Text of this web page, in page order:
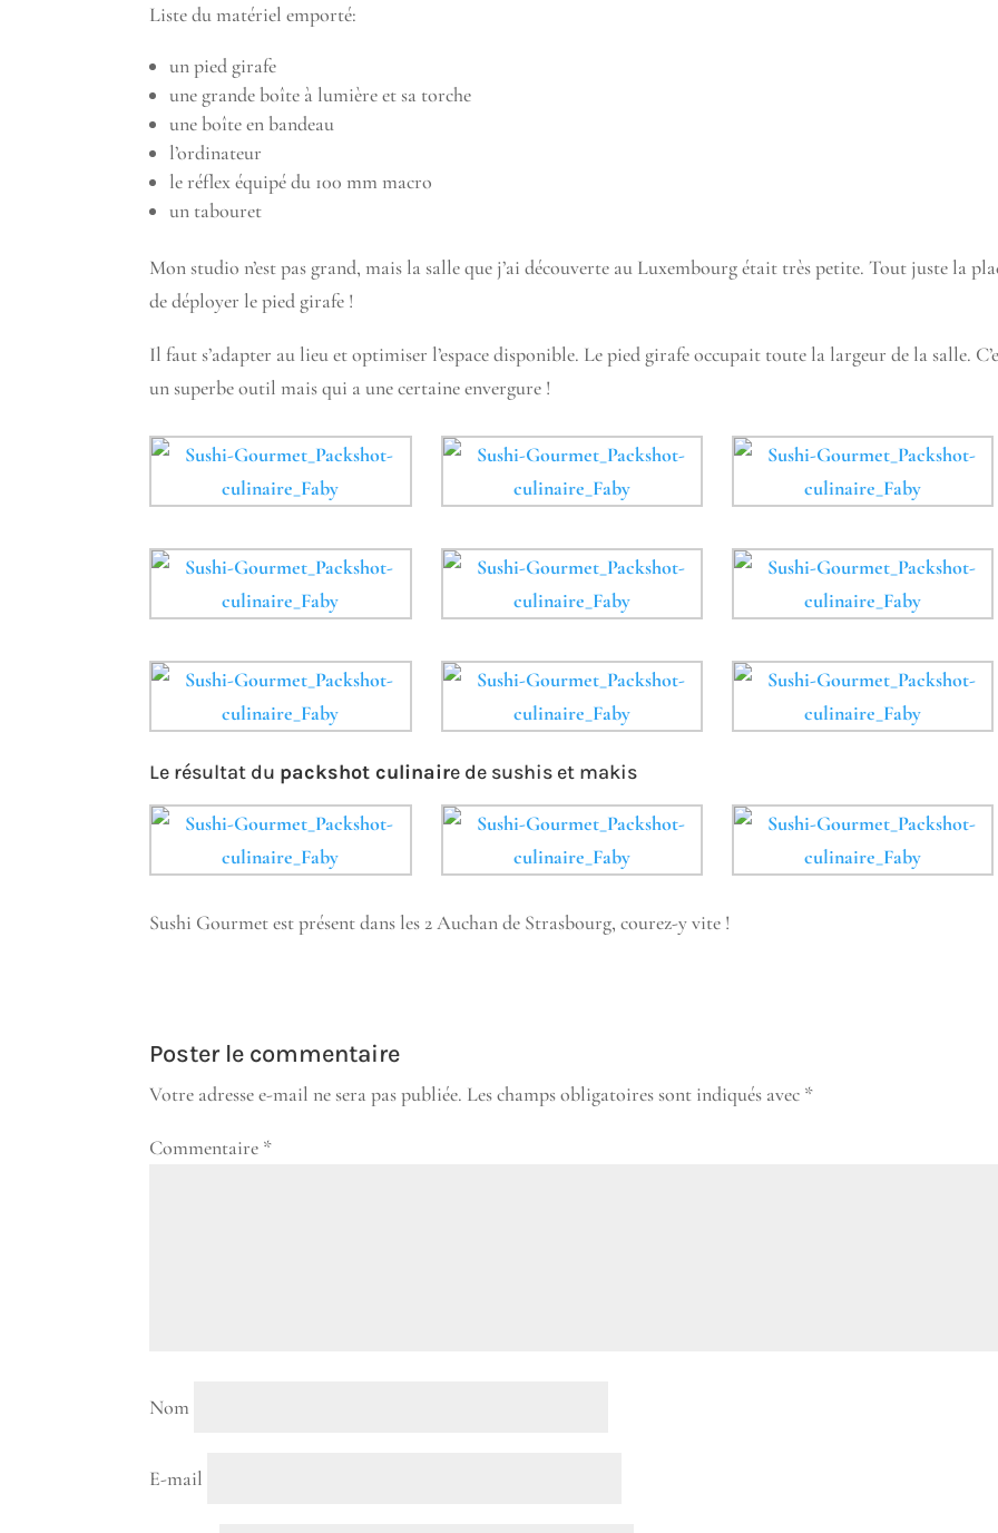
Liste du matériel emporté:
un pied girafe
une grande boîte à lumière et sa torche
une boîte en bandeau
l’ordinateur
le réflex équipé du 100 mm macro
un tabouret
Mon studio n’est pas grand, mais la salle que j’ai découverte au Luxembourg était très petite. Tout juste la
de déployer le pied girafe !
Il faut s’adapter au lieu et optimiser l’espace disponible. Le pied girafe occupait toute la largeur de la salle.
un superbe outil mais qui a une certaine envergure !
Le résultat du packshot culinaire de sushis et makis
Sushi Gourmet est présent dans les 2 Auchan de Strasbourg, courez-y vite !
Poster le commentaire
Votre adresse e-mail ne sera pas publiée. Les champs obligatoires sont indiqués avec *
Commentaire *
Nom
E-mail